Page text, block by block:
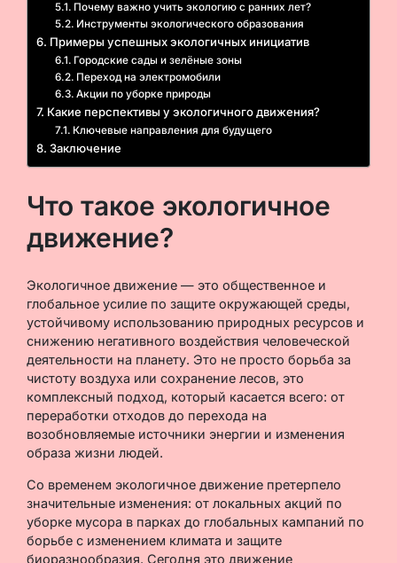
Почему важно учить экологию с ранних лет?
Инструменты экологического образования
Примеры успешных экологичных инициатив
Городские сады и зелёные зоны
Переход на электромобили
Акции по уборке природы
Какие перспективы у экологичного движения?
Ключевые направления для будущего
Заключение
Что такое экологичное
движение?
Экологичное движение — это общественное и
глобальное усилие по защите окружающей среды,
устойчивому использованию природных ресурсов и
снижению негативного воздействия человеческой
деятельности на планету. Это не просто борьба за
чистоту воздуха или сохранение лесов, это
комплексный подход, который касается всего: от
переработки отходов до перехода на
возобновляемые источники энергии и изменения
образа жизни людей.
Со временем экологичное движение претерпело
значительные изменения: от локальных акций по
уборке мусора в парках до глобальных кампаний по
борьбе с изменением климата и защите
биоразнообразия. Сегодня это движение